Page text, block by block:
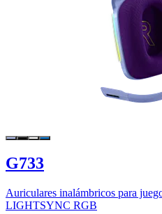
G733
Auriculares inalámbricos para
LIGHTSYNC RGB